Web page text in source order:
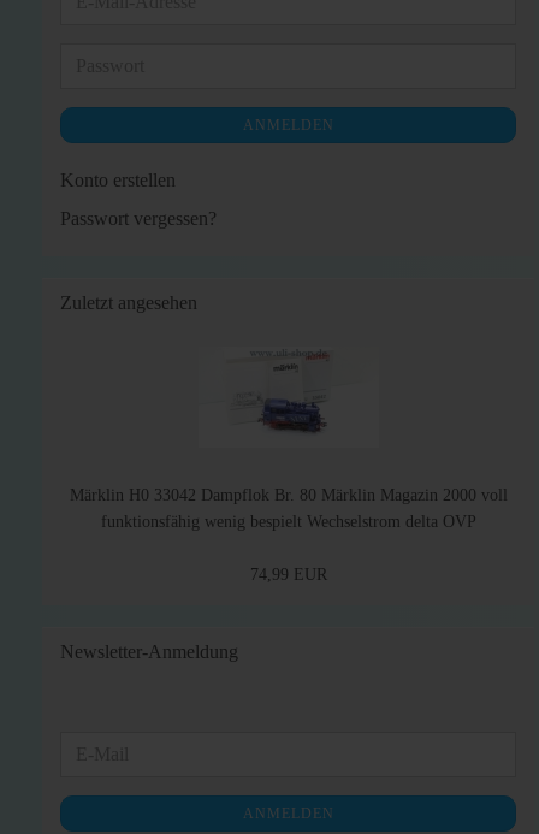
ANMELDEN
Konto erstellen
Passwort vergessen?
Zuletzt angesehen
Märklin H0 33042 Dampflok Br. 80 Märklin Magazin 2000 voll
funktionsfähig wenig bespielt Wechselstrom delta OVP
74,99 EUR
Newsletter-Anmeldung
NEWSLETTER-
ANMELDUNG
ANMELDEN